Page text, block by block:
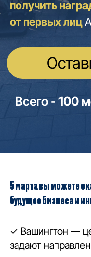
5 марта вы можете
будущее бизнеса и
✓ Вашингтон —
задают